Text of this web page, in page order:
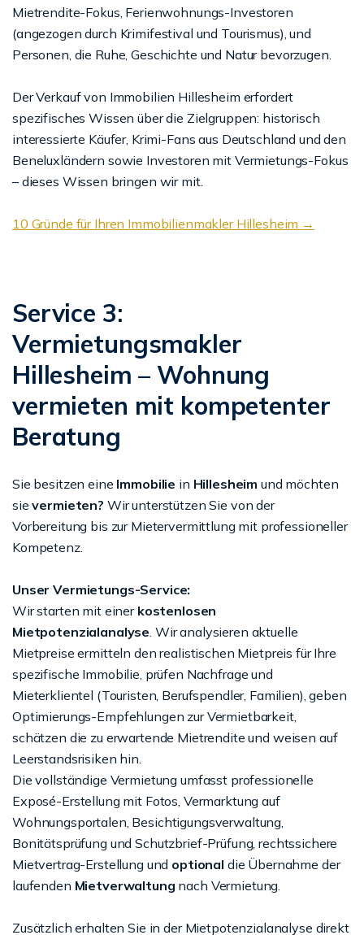
Mietrendite-Fokus, Ferienwohnungs-Investoren
(angezogen durch Krimifestival und Tourismus), und
Personen, die Ruhe, Geschichte und Natur bevorzugen.
Der Verkauf von Immobilien Hillesheim erfordert
spezifisches Wissen über die Zielgruppen: historisch
interessierte Käufer, Krimi-Fans aus Deutschland und den
Beneluxländern sowie Investoren mit Vermietungs-Fokus
– dieses Wissen bringen wir mit.
10 Gründe für Ihren Immobilienmakler Hillesheim →
Service 3:
Vermietungsmakler
Hillesheim – Wohnung
vermieten mit kompetenter
Beratung
Sie besitzen eine Immobilie in Hillesheim und möchten
sievermieten? Wir unterstützen Sie von der
Vorbereitung bis zur Mietervermittlung mit professioneller
Kompetenz.
Unser Vermietungs-Service:
Wir starten mit einer kostenlosen
Mietpotenzialanalyse. Wir analysieren aktuelle
Mietpreise ermitteln den realistischen Mietpreis für Ihre
spezifische Immobilie, prüfen Nachfrage und
Mieterklientel (Touristen, Berufspendler, Familien), geben
Optimierungs-Empfehlungen zur Vermietbarkeit,
schätzen die zu erwartende Mietrendite und weisen auf
Leerstandsrisiken hin.
Die vollständige Vermietung umfasst professionelle
Exposé-Erstellung mit Fotos, Vermarktung auf
Wohnungsportalen, Besichtigungsverwaltung,
Bonitätsprüfung und Schutzbrief-Prüfung, rechtssichere
Mietvertrag-Erstellung und optional die Übernahme der
laufenden Mietverwaltung nach Vermietung.
Zusätzlich erhalten Sie in der Mietpotenzialanalyse direkt